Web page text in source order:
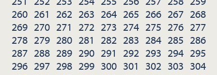
260 261 262 263 264 265 266 267 268
269 270 271 272 273 274 275 276 277
278 279 280 281 282 283 284 285 286
287 288 289 290 291 292 293 294 295
296 297 298 299 300 301 302 303 304